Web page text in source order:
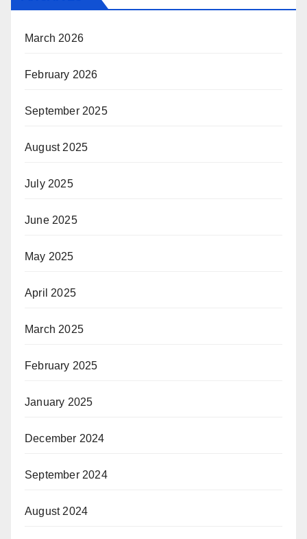
March 2026
February 2026
September 2025
August 2025
July 2025
June 2025
May 2025
April 2025
March 2025
February 2025
January 2025
December 2024
September 2024
August 2024